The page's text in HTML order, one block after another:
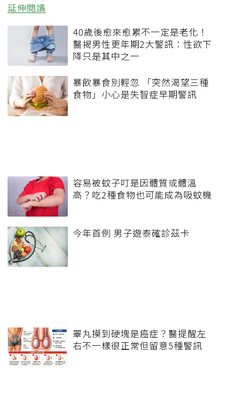
延伸閱讀
40歲後愈來愈累不一定是老化！
醫揭男性更年期2大警訊：性欲下
降只是其中之一
暴飲暴食別輕忽 「突然渴望三種
食物」小心是失智症早期警訊
容易被蚊子叮是因體質或體溫
高？吃2種食物也可能成為吸蚊機
今年首例 男子遊泰確診茲卡
睪丸摸到硬塊是癌症？醫提醒左
右不一樣很正常但留意5種警訊